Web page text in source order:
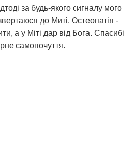
за будь-якого сигналу мого
до Миті. Остеопатія -
а у Міті дар від Бога. Спасибі
самопочуття.